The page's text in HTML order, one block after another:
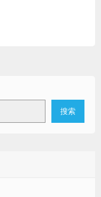
搜索